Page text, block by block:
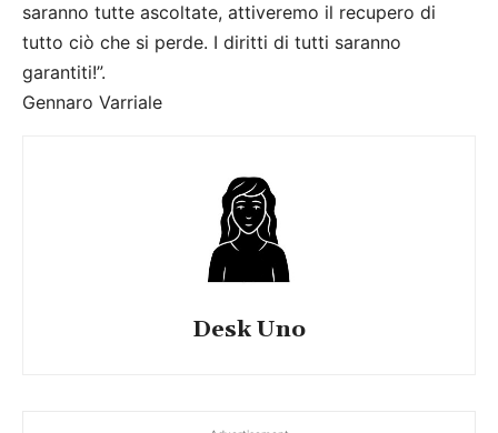
saranno tutte ascoltate, attiveremo il recupero di
tutto ciò che si perde. I diritti di tutti saranno
garantiti!”.
Gennaro Varriale
Desk Uno